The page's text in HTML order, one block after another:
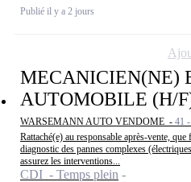
Publié il y a 2 jours
MECANICIEN(NE)
AUTOMOBILE (H/
WARSEMANN AUTO VENDOME - 41
Rattaché(e) au responsable après-vente,
diagnostic des pannes complexes
assurez les interventions...
CDI - Temps plein